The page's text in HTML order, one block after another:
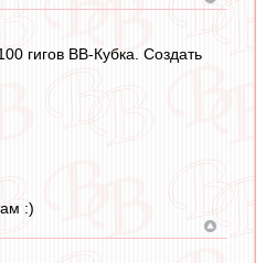
гигов ВВ-Кубка. Создать
:)